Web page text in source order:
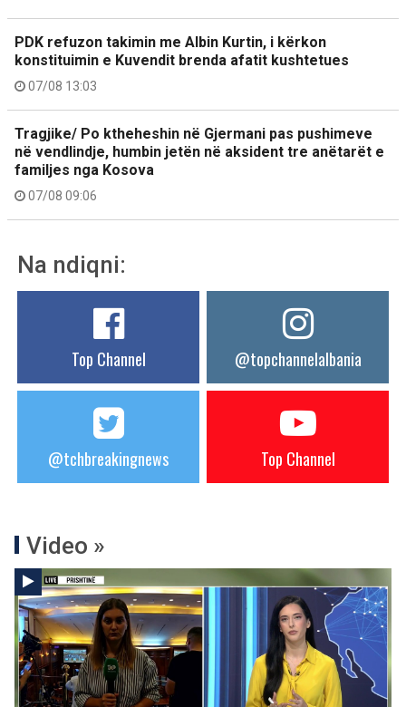
PDK refuzon takimin me Albin Kurtin, i kërkon
konstituimin e Kuvendit brenda afatit kushtetues
07/08 13:03
Tragjike/ Po ktheheshin në Gjermani pas pushimeve
në vendlindje, humbin jetën në aksident tre anëtarët e
familjes nga Kosova
07/08 09:06
Na ndiqni:
Top Channel @topchannelalbania
@tchbreakingnews Top Channel
Video »